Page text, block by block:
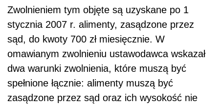
Zwolnieniem tym objęte są uzyskane po 1
stycznia 2007 r. alimenty, zasądzone przez
sąd, do kwoty 700 zł miesięcznie. W
omawianym zwolnieniu ustawodawca wskazał
dwa warunki zwolnienia, które muszą być
spełnione łącznie: alimenty muszą być
zasądzone przez sąd oraz ich wysokość nie